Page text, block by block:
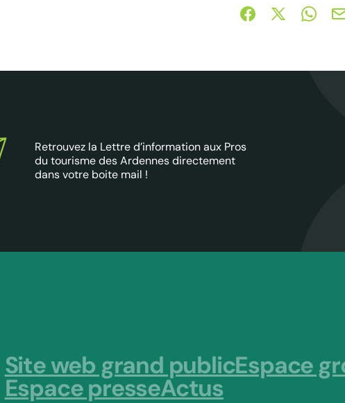
Partager sur
Partager
Retrouvez la Lettre d’information aux Pros
du tourisme des Ardennes directement
dans votre boite mail !
Site web grand publicEspace
Espace presseActus